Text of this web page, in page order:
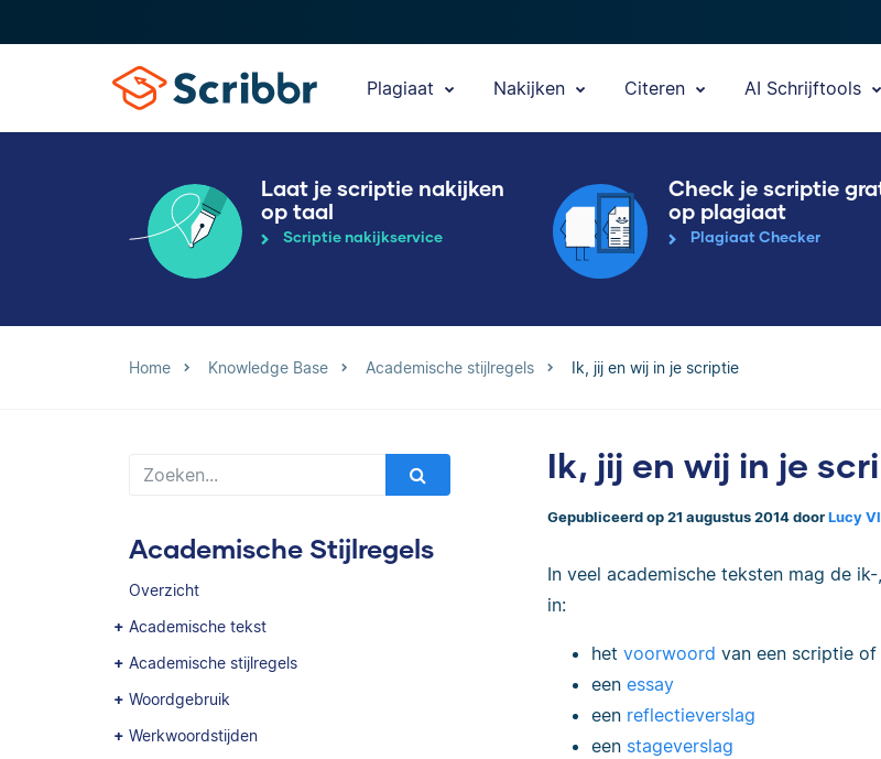
Plagiaat Nakijken Citeren AI Schrijftools
Laat je scriptie nakijken
op taal
Scriptie nakijkservice
Check je scriptie
op plagiaat
Plagiaat Checker
Home Knowledge Base Academische stijlregels Ik, jij en wij in je scriptie
Academische Stijlregels
Overzicht
Academische tekst
Academische stijlregels
Woordgebruik
Werkwoordstijden
Ik, jij en wij in je
Gepubliceerd op 21 augustus 2014 door Lucy
In veel academische teksten mag de
in:
het voorwoord van een scriptie of
een essay
een reflectieverslag
een stageverslag